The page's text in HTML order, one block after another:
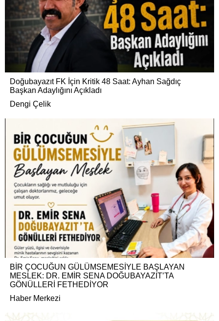
Doğubayazıt FK İçin Kritik 48 Saat: Ayhan Sağdıç
Başkan Adaylığını Açıkladı
Dengi Çelik
BİR ÇOCUĞUN GÜLÜMSEMESİYLE BAŞLAYAN
MESLEK: DR. EMİR SENA DOĞUBAYAZIT’TA
GÖNÜLLERİ FETHEDİYOR
Haber Merkezi